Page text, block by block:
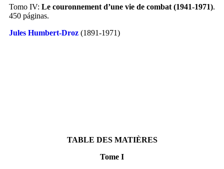
Tomo IV: Le couronnement d’une vie de combat (1941-1971).
450 páginas.
Jules Humbert-Droz (1891-1971)
TABLE DES MATIÈRES
Tome I